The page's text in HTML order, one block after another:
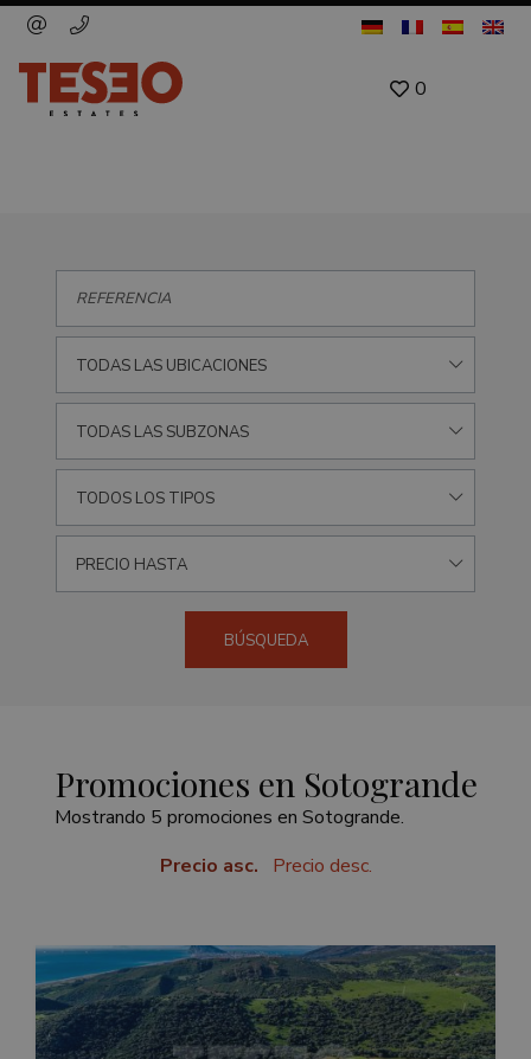
0
TODAS LAS UBICACIONES
TODAS LAS SUBZONAS
TODOS LOS TIPOS
PRECIO HASTA
BÚSQUEDA
Promociones en Sotogrande
Mostrando 5 promociones en Sotogrande.
Precio asc.
Precio desc.